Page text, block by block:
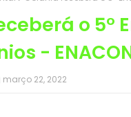
o 5°
-
março 22, 2022